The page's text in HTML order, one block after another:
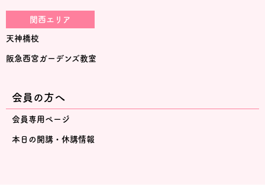
関西エリア
天神橋校
阪急西宮ガーデンズ教室
会員の方へ
会員専用ページ
本日の開講・休講情報